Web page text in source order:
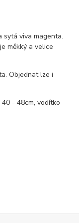
sytá viva magenta.
měkký a velice
Objednat lze i
- 48cm, vodítko